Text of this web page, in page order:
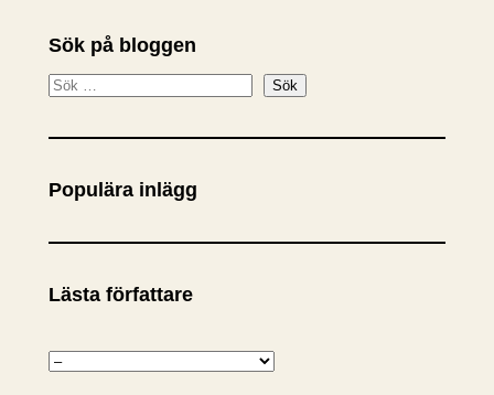
Sök på bloggen
S
k
Sök
Populära inlägg
Lästa författare
K